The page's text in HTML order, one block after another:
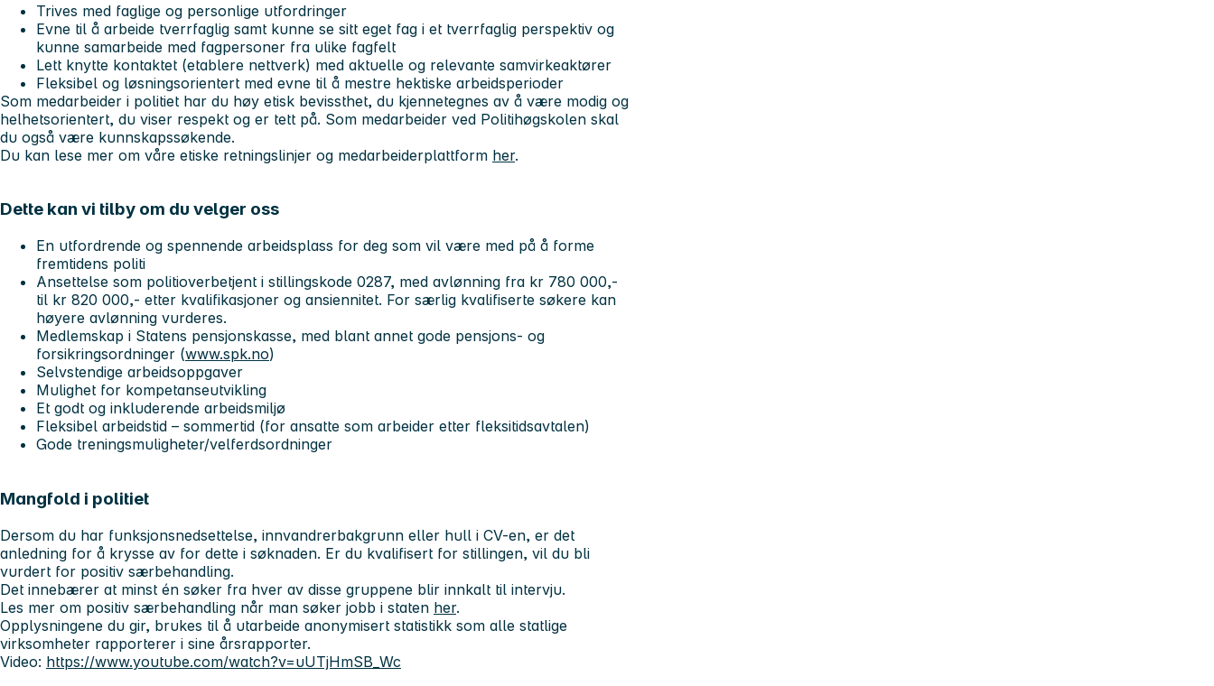
Trives med faglige og personlige utfordringer
Evne til å arbeide tverrfaglig samt kunne se sitt eget fag i et tverrfaglig perspektiv og
kunne samarbeide med fagpersoner fra ulike fagfelt
Lett knytte kontaktet (etablere nettverk) med aktuelle og relevante samvirkeaktører
Fleksibel og løsningsorientert med evne til å mestre hektiske arbeidsperioder
Som medarbeider i politiet har du høy etisk bevissthet, du kjennetegnes av å være modig og
helhetsorientert, du viser respekt og er tett på. Som medarbeider ved Politihøgskolen skal
du også være kunnskapssøkende.
Du kan lese mer om våre etiske retningslinjer og medarbeiderplattform her.
Dette kan vi tilby om du velger oss
En utfordrende og spennende arbeidsplass for deg som vil være med på å forme
fremtidens politi
Ansettelse som politioverbetjent i stillingskode 0287, med avlønning fra kr 780 000,-
til kr 820 000,- etter kvalifikasjoner og ansiennitet. For særlig kvalifiserte søkere kan
høyere avlønning vurderes.
Medlemskap i Statens pensjonskasse, med blant annet gode pensjons- og
forsikringsordninger (www.spk.no)
Selvstendige arbeidsoppgaver
Mulighet for kompetanseutvikling
Et godt og inkluderende arbeidsmiljø
Fleksibel arbeidstid – sommertid (for ansatte som arbeider etter fleksitidsavtalen)
Gode treningsmuligheter/velferdsordninger
Mangfold i politiet
Dersom du har funksjonsnedsettelse, innvandrerbakgrunn eller hull i CV-en, er det
anledning for å krysse av for dette i søknaden. Er du kvalifisert for stillingen, vil du bli
vurdert for positiv særbehandling.
Det innebærer at minst én søker fra hver av disse gruppene blir innkalt til intervju.
Les mer om positiv særbehandling når man søker jobb i staten her.
Opplysningene du gir, brukes til å utarbeide anonymisert statistikk som alle statlige
virksomheter rapporterer i sine årsrapporter.
Video: https://www.youtube.com/watch?v=uUTjHmSB_Wc